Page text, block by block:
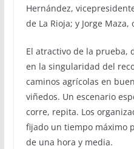
Hernández,
de La Rioja; y Jorge
El atractivo de la prueba,
en la singularidad del
caminos agrícolas en
viñedos. Un escenario
corre, repita. Los
fijado un tiempo máximo
de una hora y media.